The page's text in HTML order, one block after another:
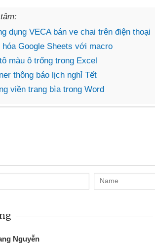
dụng VECA bán ve chai trên điện thoại
Google Sheets với macro
màu ô trống trong Excel
thông báo lịch nghỉ Tết
viền trang bìa trong Word
Đoàn Hữu Cảnh